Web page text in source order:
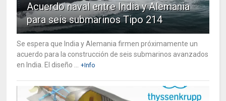
Acuerdo naval entre India y Alemania
para seis submarinos Tipo 214
Se espera que India y Alemania firmen próximamente un
acuerdo para la construcción de seis submarinos avanzados
en India. El diseño ...
+Info